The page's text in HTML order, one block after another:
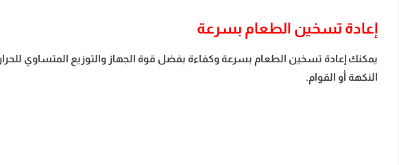
إعادة تسخين الطعام بسرعة
يمكنك إعادة تسخين الطعام بسرعة وكفاءة بفضل قوة الجهاز والتوزيع المتساوي
النكهة أو القوام.